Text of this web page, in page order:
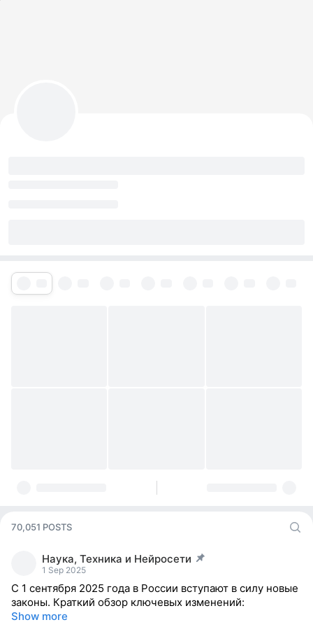
70,051 POSTS
Наука, Техника и Нейросети
post pinned
1 Sep 2025
С 1 сентября 2025 года в России вступают в силу новые
законы. Краткий обзор ключевых изменений:
Show more